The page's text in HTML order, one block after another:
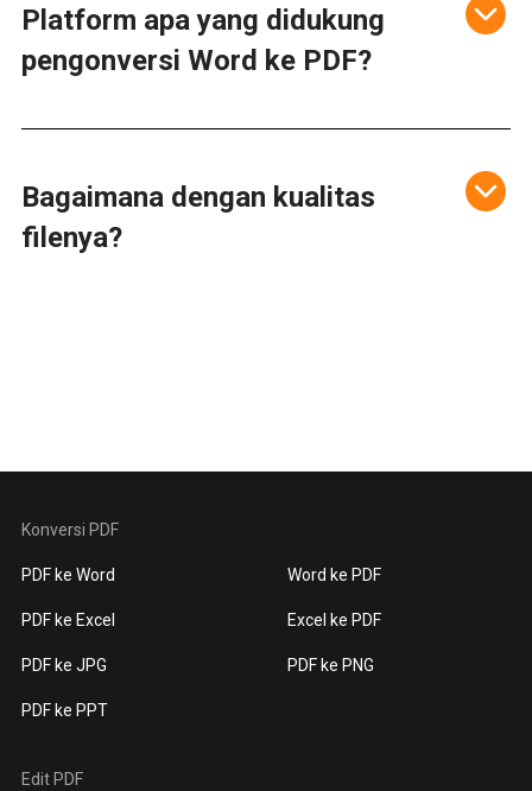
Platform apa yang didukung
pengonversi Word ke PDF?
Bagaimana dengan kualitas
filenya?
Konversi PDF
PDF ke Word Word ke PDF
PDF ke Excel Excel ke PDF
PDF ke JPG PDF ke PNG
PDF ke PPT
Edit PDF